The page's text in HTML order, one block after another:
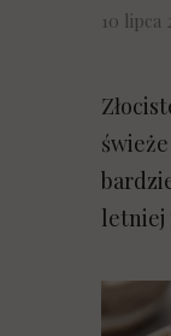
10 lipca
letniej